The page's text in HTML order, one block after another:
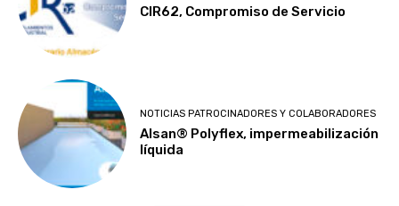
CIR62, Compromiso de Servicio
NOTICIAS PATROCINADORES Y COLABORADORES
Alsan® Polyflex, impermeabilización
líquida